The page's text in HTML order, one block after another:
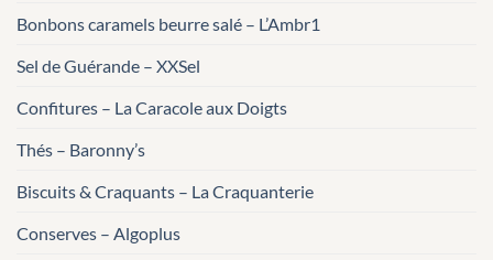
Bonbons caramels beurre salé – L’Ambr1
Sel de Guérande – XXSel
Confitures – La Caracole aux Doigts
Thés – Baronny’s
Biscuits & Craquants – La Craquanterie
Conserves – Algoplus